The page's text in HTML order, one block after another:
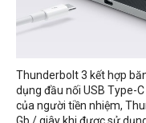
Thunderbolt 3 kết hợp
dụng đầu nối USB Type-
của người tiền nhiệm,
Gb / giây khi được sử